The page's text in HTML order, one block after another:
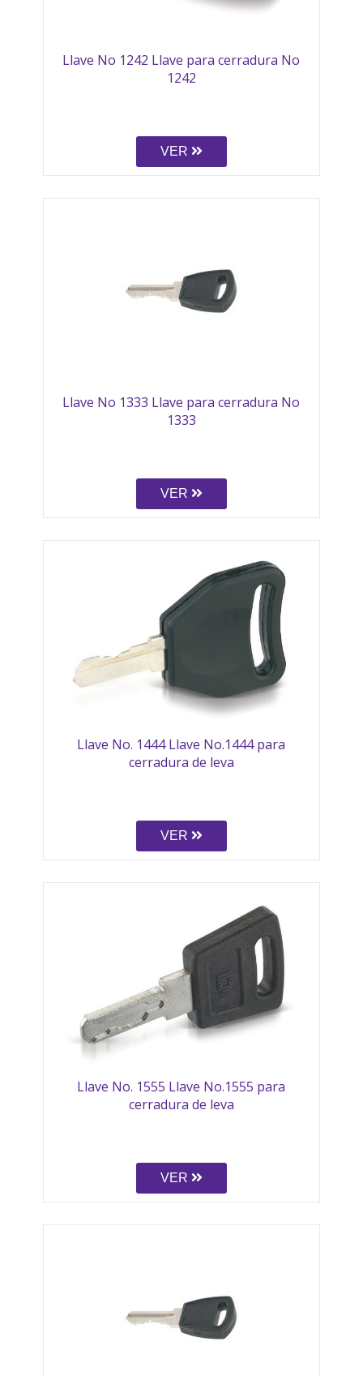
Llave No 1242 Llave para cerradura No
1242
VER
Llave No 1333 Llave para cerradura No
1333
VER
Llave No. 1444 Llave No.1444 para
cerradura de leva
VER
Llave No. 1555 Llave No.1555 para
cerradura de leva
VER